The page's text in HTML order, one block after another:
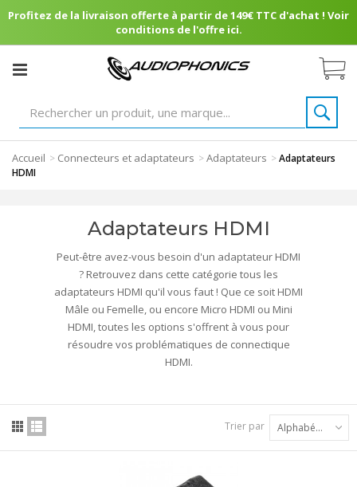
Profitez de la livraison offerte à partir de 149€ TTC d'achat ! Voir
conditions de l'offre ici.
Accueil > Connecteurs et adaptateurs >Adaptateurs >Adaptateurs
HDMI
Adaptateurs HDMI
Peut-être avez-vous besoin d'un adaptateur HDMI
? Retrouvez dans cette catégorie tous les
adaptateurs HDMI qu'il vous faut ! Que ce soit HDMI
Mâle ou Femelle, ou encore Micro HDMI ou Mini
HDMI, toutes les options s'offrent à vous pour
résoudre vos problématiques de connectique
HDMI.
Trier par Alphabétique : A à Z